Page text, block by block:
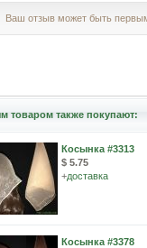
Ваш отзыв может быть
товаром также покупают:
Косынка #3313
$ 5.75
+доставка
Косынка #3378